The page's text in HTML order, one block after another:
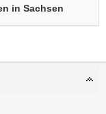
in Sachsen